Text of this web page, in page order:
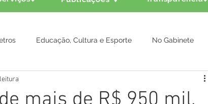
Educação, Cultura e Esporte No Gabinete
Social Agricultura e Produção